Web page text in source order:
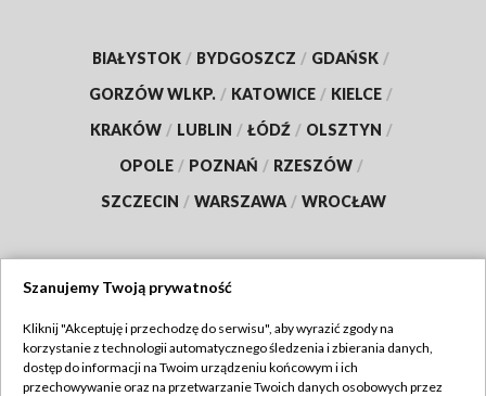
BIAŁYSTOK / BYDGOSZCZ / GDAŃSK /
GORZÓW WLKP. / KATOWICE / KIELCE /
KRAKÓW / LUBLIN / ŁÓDŹ / OLSZTYN /
OPOLE / POZNAŃ / RZESZÓW /
SZCZECIN / WARSZAWA / WROCŁAW
TVP
Abonament TVP
Szanujemy Twoją prywatność
Kliknij "Akceptuję i przechodzę do serwisu", aby wyrazić zgody na
korzystanie z technologii automatycznego śledzenia i zbierania danych,
dostęp do informacji na Twoim urządzeniu końcowym i ich
przechowywanie oraz na przetwarzanie Twoich danych osobowych przez